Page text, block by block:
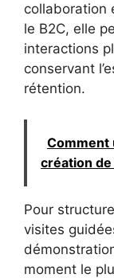
collaboration
le B2C, elle
interactions
conservant
rétention.
Comment
création
Pour
visites
moment le